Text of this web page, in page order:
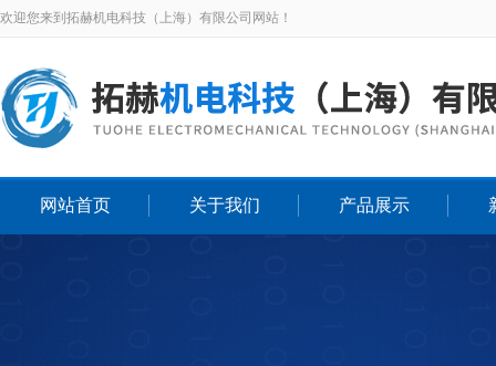
欢迎您来到拓赫机电科技（上海）有限公司网站！
网站首页 关于我们 产品展示